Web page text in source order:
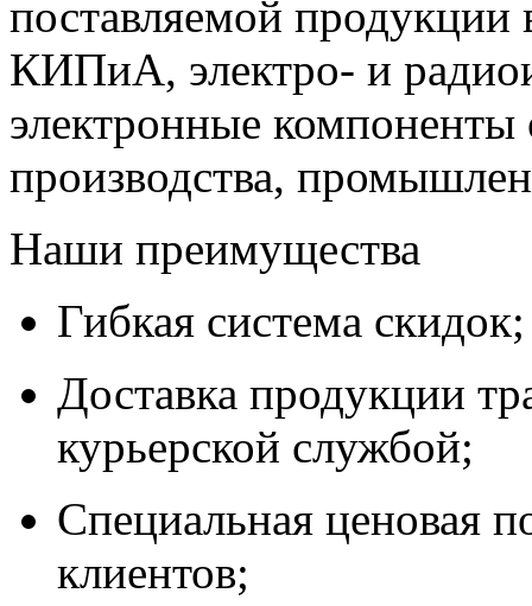
поставляемой продукции
КИПиА, электро- и
электронные компоненты
производства,
Наши преимущества
Гибкая система скидок;
Доставка продукции
курьерской службой;
Специальная ценовая
клиентов;